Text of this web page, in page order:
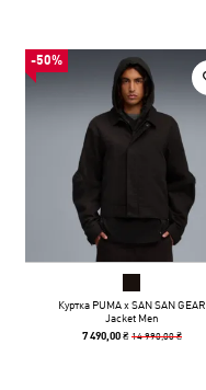
-50%
Куртка PUMA x SAN SAN GEAR
Jacket Men
7 490,00 ₴ 14 990,00 ₴